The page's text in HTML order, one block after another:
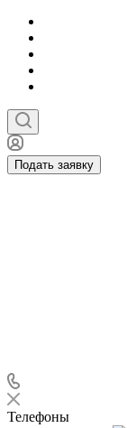
Подать заявку
Телефоны